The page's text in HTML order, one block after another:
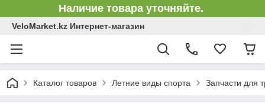
Наличие товара уточняйте.
VeloMarket.kz Интернет-магазин
Каталог товаров Летние виды спорта Запчасти для